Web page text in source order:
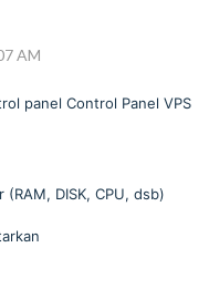
AM
panel Control Panel VPS
DISK, CPU, dsb)